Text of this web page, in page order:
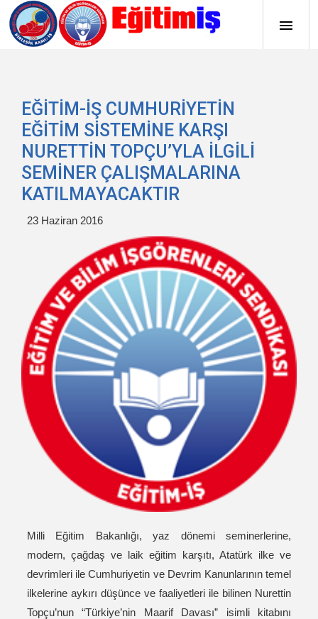
EĞİTİM-İŞ CUMHURİYETİN
EĞİTİM SİSTEMİNE KARŞI
NURETTİN TOPÇU’YLA İLGİLİ
SEMİNER ÇALIŞMALARINA
KATILMAYACAKTIR
23 Haziran 2016
Milli Eğitim Bakanlığı, yaz dönemi seminerlerine,
modern, çağdaş ve laik eğitim karşıtı, Atatürk ilke ve
devrimleri ile Cumhuriyetin ve Devrim Kanunlarının temel
ilkelerine aykırı düşünce ve faaliyetleri ile bilinen Nurettin
Topçu’nun “Türkiye’nin Maarif Davası” isimli kitabını